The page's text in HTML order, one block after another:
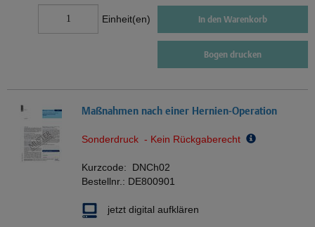
Einheit(en) In den Warenkorb
Bogen drucken
Maßnahmen nach einer Hernien-Operation
Sonderdruck - Kein Rückgaberecht
Kurzcode: DNCh02
Bestellnr.: DE800901
jetzt digital aufklären